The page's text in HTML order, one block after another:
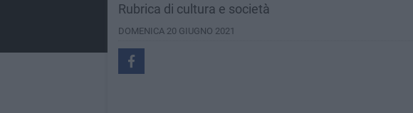
Rubrica di cultura e società
DOMENICA 20 GIUGNO 2021